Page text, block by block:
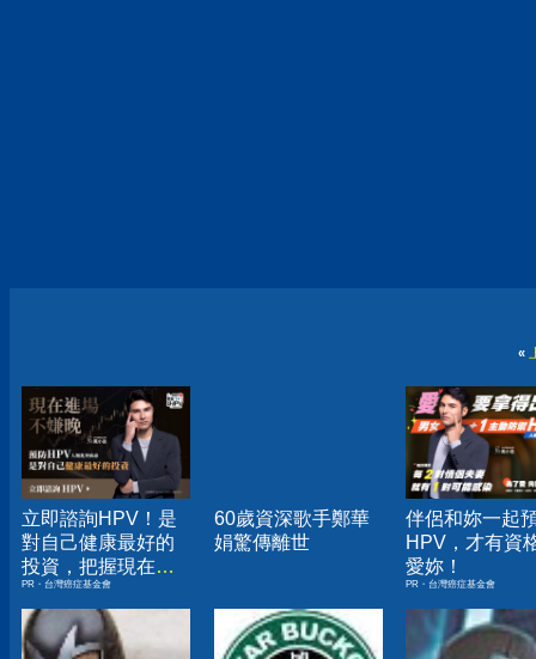
«
立即諮詢HPV！是
對自己健康最好的
投資，把握現在不
嫌晚！
PR・台灣癌症基金會
60歲資深歌手鄭華
娟驚傳離世
伴侶和妳一起
HPV，才有資
愛妳！
PR・台灣癌症基金會